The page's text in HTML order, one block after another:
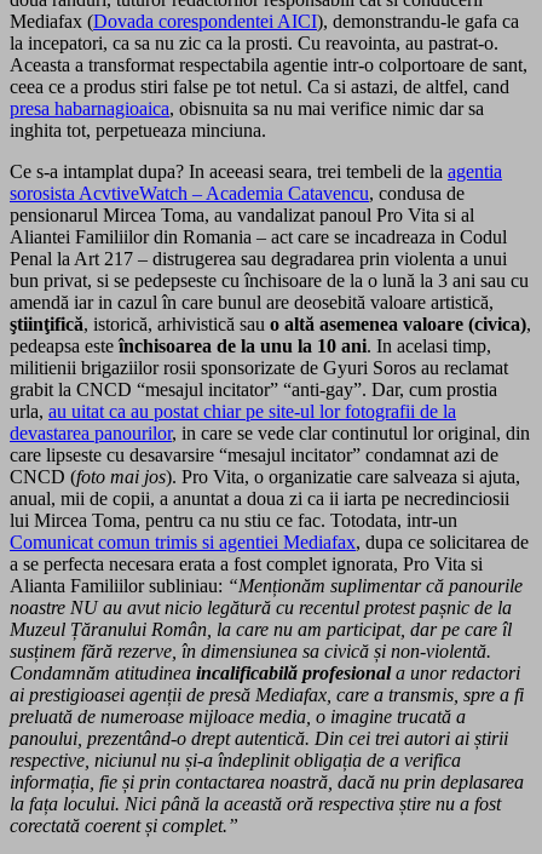
Mediafax (Dovada corespondentei AICI), demonstrandu-le gafa ca
la incepatori, ca sa nu zic ca la prosti. Cu reavointa, au pastrat-o.
Aceasta a transformat respectabila agentie intr-o colportoare de sant,
ceea ce a produs stiri false pe tot netul. Ca si astazi, de altfel, cand
presa habarnagioaica, obisnuita sa nu mai verifice nimic dar sa
inghita tot, perpetueaza minciuna.
Ce s-a intamplat dupa? In aceeasi seara, trei tembeli de la agentia
sorosista AcvtiveWatch – Academia Catavencu, condusa de
pensionarul Mircea Toma, au vandalizat panoul Pro Vita si al
Aliantei Familiilor din Romania – act care se incadreaza in Codul
Penal la Art 217 – distrugerea sau degradarea prin violenta a unui
bun privat, si se pedepseste cu închisoare de la o lună la 3 ani sau cu
amendă iar in cazul în care bunul are deosebită valoare artistică,
ştiinţifică, istorică, arhivistică sau o altă asemenea valoare (civica),
pedeapsa esteînchisoarea de la unu la 10 ani. In acelasi timp,
militienii brigaziilor rosii sponsorizate de Gyuri Soros au reclamat
grabit la CNCD “mesajul incitator” “anti-gay”. Dar, cum prostia
urla, au uitat ca au postat chiar pe site-ul lor fotografii de la
devastarea panourilor, in care se vede clar continutul lor original, din
care lipseste cu desavarsire “mesajul incitator” condamnat azi de
CNCD (foto mai jos). Pro Vita, o organizatie care salveaza si ajuta,
anual, mii de copii, a anuntat a doua zi ca ii iarta pe necredinciosii
lui Mircea Toma, pentru ca nu stiu ce fac. Totodata, intr-un
Comunicat comun trimis si agentiei Mediafax, dupa ce solicitarea de
a se perfecta necesara erata a fost complet ignorata, Pro Vita si
Alianta Familiilor subliniau: “Menționăm suplimentar că panourile
noastre NU au avut nicio legătură cu recentul protest pașnic de la
Muzeul Țăranului Român, la care nu am participat, dar pe care îl
susținem fără rezerve, în dimensiunea sa civică și non-violentă.
Condamnăm atitudinea incalificabilă profesionala unor redactori
ai prestigioasei agenții de presă Mediafax, care a transmis, spre a fi
preluată de numeroase mijloace media, o imagine trucată a
panoului, prezentând-o drept autentică. Din cei trei autori ai știrii
respective, niciunul nu și-a îndeplinit obligația de a verifica
informația, fie și prin contactarea noastră, dacă nu prin deplasarea
la fața locului. Nici până la această oră respectiva știre nu a fost
corectată coerent și complet.”